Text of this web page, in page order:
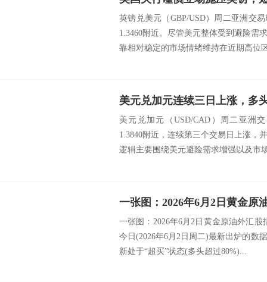
英镑兑美元（GBP/USD）周二亚洲交
1.3460附近。尽管美元整体受到避险需
靠相对稳定的市场情绪维持在近期高位
美元兑加元连续三日上涨，多
美元兑加元（USD/CAD）周二亚洲
1.3840附近，连续第三个交易日上涨，
逻辑主要围绕美元避险需求增强以及市
一张图：2026年6月2日黄金原油外汇股
今日(2026年6月2日周二)最新出炉的数
新处于“超买”状态(多头超过80%)...